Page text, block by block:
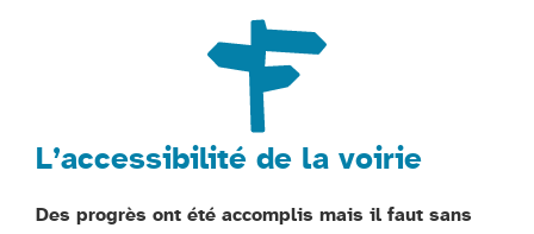
L’accessibilité de la voirie
Des progrès ont été accomplis mais il faut sans